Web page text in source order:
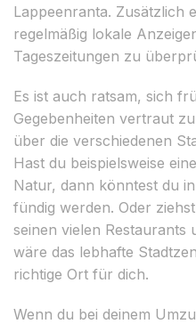
Lappeenranta. Zusätzlich
regelmäßig lokale
Tageszeitungen zu
Es ist auch ratsam, sich
Gegebenheiten vertraut
über die verschiedenen
Hast du beispielsweise
Natur, dann könntest du
fündig werden. Oder
seinen vielen Restaurants
wäre das lebhafte
richtige Ort für dich.
Wenn du bei deinem